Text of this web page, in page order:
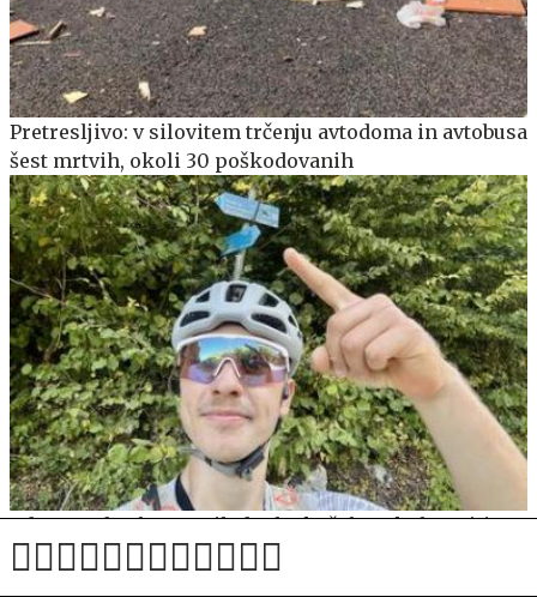
Pretresljivo: v silovitem trčenju avtodoma in avtobusa
šest mrtvih, okoli 30 poškodovanih
Adam Jordan bo v petih dneh skušal prekolesariti